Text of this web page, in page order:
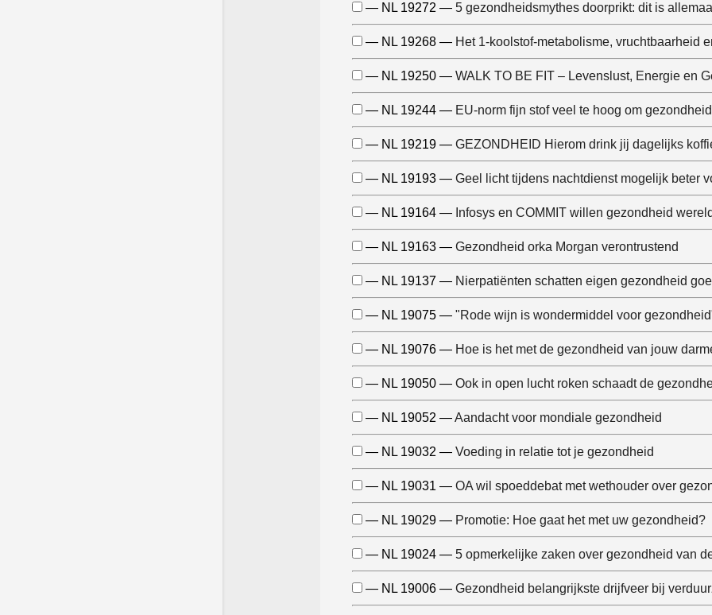
— NL 19272 — 5 gezondheidsmythes doorprikt: dit is
— NL 19268 — Het 1-koolstof-metabolisme, vruchtbaarheid
— NL 19250 — WALK TO BE FIT – Levenslust, Energie en
— NL 19244 — EU-norm fijn stof veel te hoog om
— NL 19219 — GEZONDHEID Hierom drink jij dagelijks
— NL 19193 — Geel licht tijdens nachtdienst mogelijk beter
— NL 19164 — Infosys en COMMIT willen gezondheid
— NL 19163 — Gezondheid orka Morgan verontrustend
— NL 19137 — Nierpatiënten schatten eigen gezondheid
— NL 19075 — "Rode wijn is wondermiddel voor
— NL 19076 — Hoe is het met de gezondheid van jouw
— NL 19050 — Ook in open lucht roken schaadt de
— NL 19052 —Aandacht voor mondiale gezondheid
— NL 19032 — Voeding in relatie tot je gezondheid
— NL 19031 — OA wil spoeddebat met wethouder over
— NL 19029 — Promotie: Hoe gaat het met uw gezondheid?
— NL 19024 — 5 opmerkelijke zaken over gezondheid van
— NL 19006 — Gezondheid belangrijkste drijfveer bij